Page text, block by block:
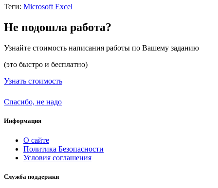
Теги: Microsoft Excel
Не подошла работа?
Узнайте стоимость написания работы по Вашему заданию
(это быстро и бесплатно)
Узнать стоимость
Спасибо, не надо
Информация
О сайте
Политика Безопасности
Условия соглашения
Служба поддержки